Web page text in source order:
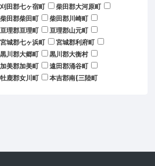
刈田郡七ヶ宿町
柴田郡大河原町
柴田郡柴田町
柴田郡川崎町
亘理郡亘理町
亘理郡山元町
宮城郡七ヶ浜町
宮城郡利府町
黒川郡大郷町
黒川郡大衡村
加美郡加美町
遠田郡涌谷町
牡鹿郡女川町 本吉郡南{三陸町